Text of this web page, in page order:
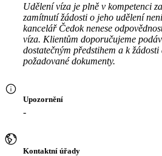
Udělení víza je plně v kompetenci
zamítnutí žádosti o jeho udělení
kancelář Čedok nenese
víza. Klientům doporučujeme
dostatečným předstihem a k
požadované dokumenty.
Upozornění
-
Kontaktní úřady